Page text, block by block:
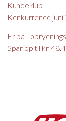
Kundeklub
Konkurrence juni
Eriba -
Spar op til kr.